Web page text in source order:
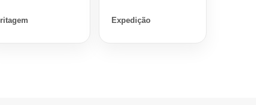
Expedição